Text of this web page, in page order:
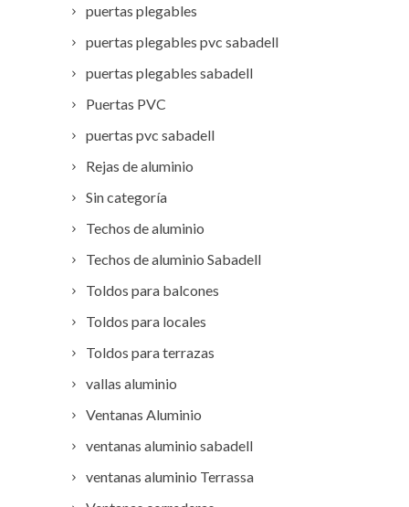
puertas plegables
puertas plegables pvc sabadell
puertas plegables sabadell
Puertas PVC
puertas pvc sabadell
Rejas de aluminio
Sin categoría
Techos de aluminio
Techos de aluminio Sabadell
Toldos para balcones
Toldos para locales
Toldos para terrazas
vallas aluminio
Ventanas Aluminio
ventanas aluminio sabadell
ventanas aluminio Terrassa